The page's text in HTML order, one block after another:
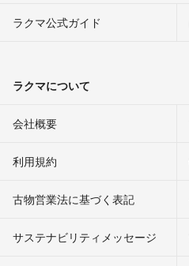
ラクマ公式ガイド
ラクマについて
会社概要
利用規約
古物営業法に基づく表記
サステナビリティメッセージ